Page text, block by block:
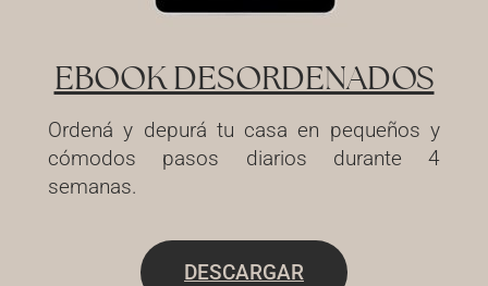
EBOOK DESORDENADOS
Ordená y depurá tu casa en pequeños y
cómodos pasos diarios durante 4
semanas.
DESCARGAR